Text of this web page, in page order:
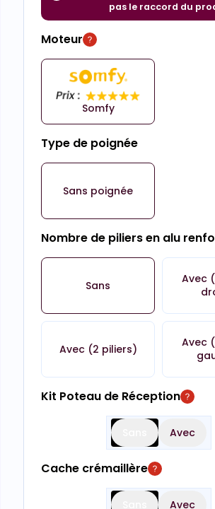
pas le raccord du
Moteur
Somfy
Type de poignée
Sans poignée
Nombre de piliers en alu
Sans
Avec
Avec (2 piliers)
Avec
Kit Poteau de Réception
Avec
Cache crémaillère
Avec